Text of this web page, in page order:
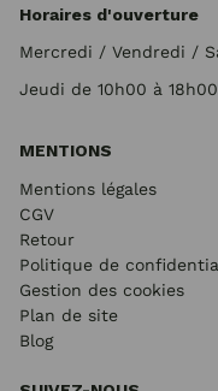
Horaires d'ouverture
Mercredi / Vendredi /
Jeudi de 10h00 à 18h00
MENTIONS
Mentions légales
CGV
Retour
Politique de
Gestion des cookies
Plan de site
Blog